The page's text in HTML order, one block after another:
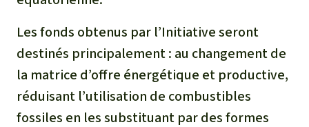
Les fonds obtenus par l’Initiative seront
destinés principalement : au changement de
la matrice d’offre énergétique et productive,
réduisant l’utilisation de combustibles
fossiles en les substituant par des formes